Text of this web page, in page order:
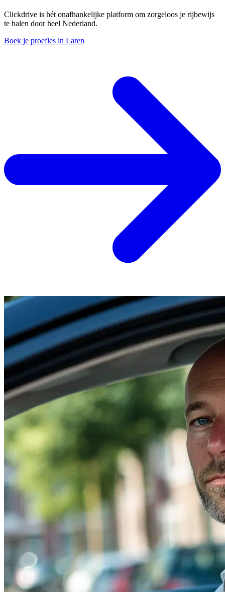
Clickdrive is hét onafhankelijke platform om zorgeloos je rijbewijs
te halen door heel Nederland.
Boek je proefles in Laren